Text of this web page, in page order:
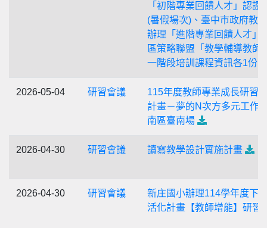
「初階專業回饋人才」認證
(暑假場次)、臺中市政府教
辦理「進階專業回饋人才」
區策略聯盟「教學輔導教師
一階段培訓課程資訊各1份
2026-05-04 研習會議
115年度教師專業成長研習
計畫－夢的N次方多元工作
南區臺南場
2026-04-30 研習會議 讀寫教學設計實施計畫
2026-04-30 研習會議
新庄國小辦理114學年度下
活化計畫【教師增能】研習